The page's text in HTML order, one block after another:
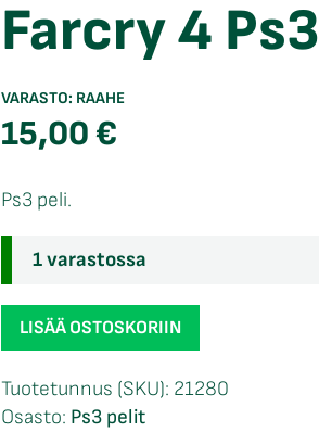
Farcry 4 Ps3
VARASTO: RAAHE
15,00€
Ps3 peli.
1 varastossa
Farcry
4
määrä
LISÄÄ OSTOSKORIIN
Tuotetunnus (SKU): 21280
Osasto: Ps3 pelit